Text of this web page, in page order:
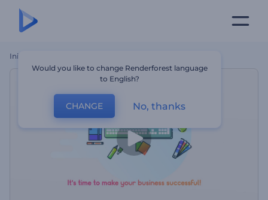
Inicio
Would you like to change Renderforest language
to English?
CHANGE No, thanks